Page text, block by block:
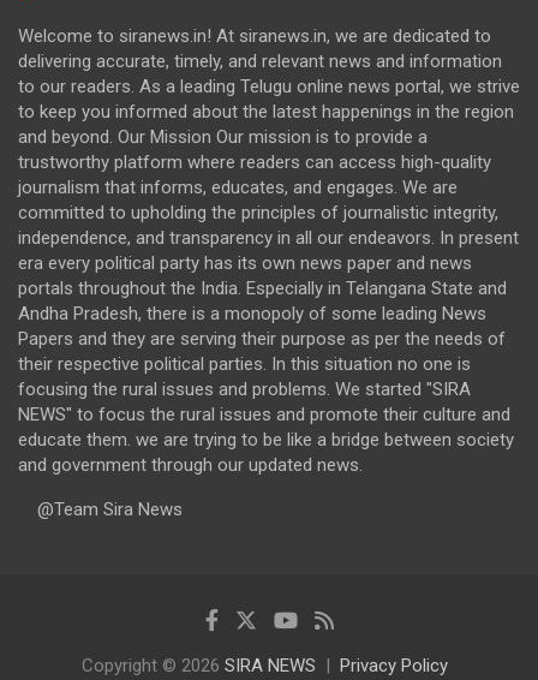
Welcome to siranews.in! At siranews.in, we are dedicated to
delivering accurate, timely, and relevant news and information
to our readers. As a leading Telugu online news portal, we strive
to keep you informed about the latest happenings in the region
and beyond. Our Mission Our mission is to provide a
trustworthy platform where readers can access high-quality
journalism that informs, educates, and engages. We are
committed to upholding the principles of journalistic integrity,
independence, and transparency in all our endeavors. In present
era every political party has its own news paper and news
portals throughout the India. Especially in Telangana State and
Andha Pradesh, there is a monopoly of some leading News
Papers and they are serving their purpose as per the needs of
their respective political parties. In this situation no one is
focusing the rural issues and problems. We started "SIRA
NEWS" to focus the rural issues and promote their culture and
educate them. we are trying to be like a bridge between society
and government through our updated news.
@Team Sira News
Copyright © 2026 SIRA NEWS Privacy Policy